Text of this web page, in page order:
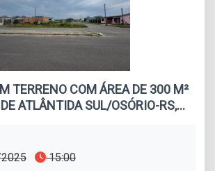
TERRENO COM ÁREA DE 300 M²
ATLÂNTIDA SUL/OSÓRIO-RS,
15:00